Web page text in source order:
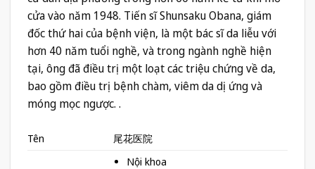
cửa vào năm 1948. Tiến sĩ Shunsaku Obana, giám
đốc thứ hai của bệnh viện, là một bác sĩ da liễu với
hơn 40 năm tuổi nghề, và trong ngành nghề hiện
tại, ông đã điều trị một loạt các triệu chứng về da,
bao gồm điều trị bệnh chàm, viêm da dị ứng và
móng mọc ngược. .
Tên 尾花医院
Nội khoa